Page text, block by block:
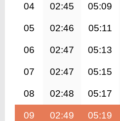
04 02:45 05:09
05 02:46 05:11
06 02:47 05:13
07 02:47 05:15
08 02:48 05:17
09 02:49 05:19